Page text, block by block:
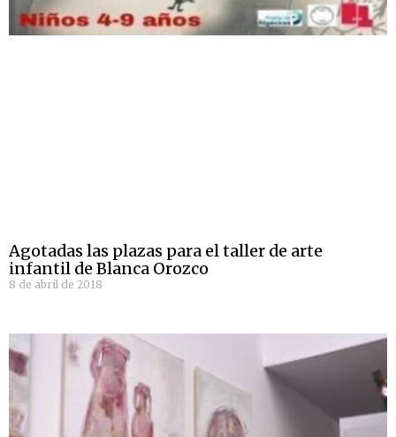
Agotadas las plazas para el taller de arte
infantil de Blanca Orozco
8 de abril de 2018